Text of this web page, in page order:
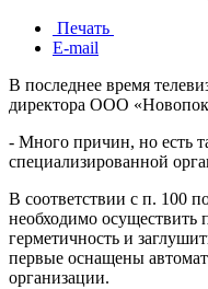
Печать
E-mail
В последнее время
директора ООО
- Много причин, но есть
специализированной
В соответствии с п. 100
необходимо осуществить
герметичность и
первые оснащены
организации.